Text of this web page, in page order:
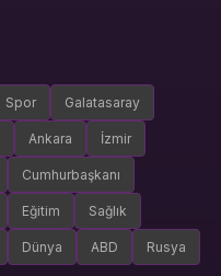
Spor Galatasaray
Ankara İzmir
Cumhurbaşkanı
Eğitim Sağlık
Dünya ABD Rusya